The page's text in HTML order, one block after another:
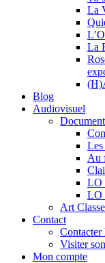
La
La
Blog
Audiovisuel
Au
LO
LO
Art
Contact
Contacter
Visiter
Mon compte